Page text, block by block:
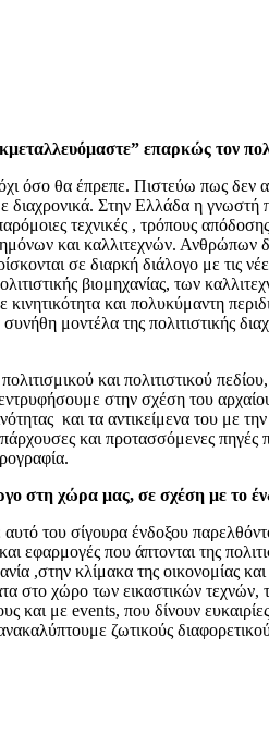
επαρκώς τον
όσο θα έπρεπε. Πιστεύω πως δεν
Στην Ελλάδα η γνωστή
τεχνικές , τρόπους
και καλλιτεχνών.
σε διαρκή διάλογο με τις
βιομηχανίας, των
κινητικότητα και πολυκύμαντη
μοντέλα της πολιτιστικής
και πολιτιστικού
στην σχέση του
και τα αντικείμενα του με
και προτασσόμενες πηγές
στη χώρα μας, σε σχέση με το
του σίγουρα ένδοξου
εφαρμογές που άπτονται της
,στην κλίμακα της οικονομίας
στο χώρο των εικαστικών
και με events, που δίνουν
ζωτικούς